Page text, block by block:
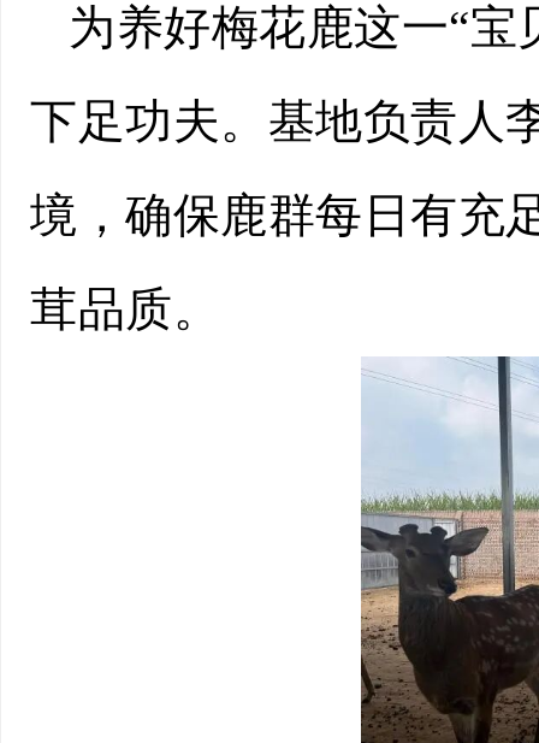
为养好梅花鹿这一“
下足功夫。基地负责人
境，确保鹿群每日有充
茸品质。